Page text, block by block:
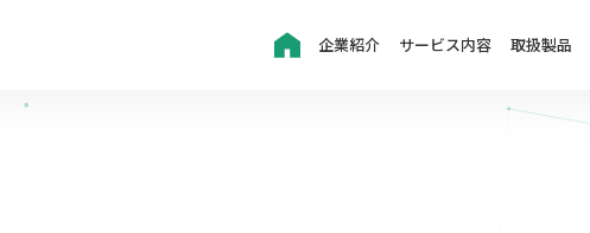
企業紹介 サービス内容 取扱製品